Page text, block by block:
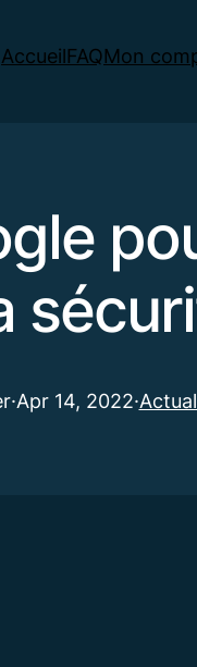
AccueilFAQMon
·Apr 14, 2022·